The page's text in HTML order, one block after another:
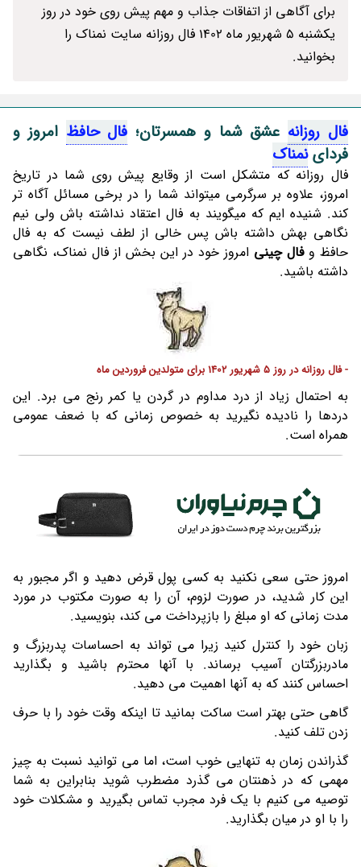
برای آگاهی از اتفاقات جذاب و مهم پیش روی خود در روز
یکشنبه 5 شهریور ماه 1402 فال روزانه سایت نمناک را
بخوانید.
فال روزانه عشق شما و همسرتان؛ فال حافظ امروز و
فرداینمناک
فال روزانه که متشکل است از وقایع پیش روی شما در تاریخ
امروز، علاوه بر سرگرمی میتواند شما را در برخی مسائل آگاه تر
کند. شنیده ایم که میگویند به فال اعتقاد نداشته باش ولی نیم
نگاهی بهش داشته باش پس خالی از لطف نیست که به فال
حافظ وفال چینی امروز خود در این بخش از فال نمناک، نگاهی
داشته باشید.
- فال روزانه در روز 5 شهریور 1402 برای متولدین فروردین ماه
به احتمال زیاد از درد مداوم در گردن یا کمر رنج می برد. این
دردها را نادیده نگیرید به خصوص زمانی که با ضعف عمومی
همراه است.
امروز حتی سعی نکنید به کسی پول قرض دهید و اگر مجبور به
این کار شدید، در صورت لزوم، آن را به صورت مکتوب در مورد
مدت زمانی که او مبلغ را بازپرداخت می کند، بنویسید.
زبان خود را کنترل کنید زیرا می تواند به احساسات پدربزرگ و
مادربزرگتان آسیب برساند. با آنها محترم باشید و بگذارید
احساس کنند که به آنها اهمیت می دهید.
گاهی حتی بهتر است ساکت بمانید تا اینکه وقت خود را با حرف
زدن تلف کنید.
گذراندن زمان به تنهایی خوب است، اما می توانید نسبت به چیز
مهمی که در ذهنتان می گذرد مضطرب شوید بنابراین به شما
توصیه می کنیم با یک فرد مجرب تماس بگیرید و مشکلات خود
را با او در میان بگذارید.